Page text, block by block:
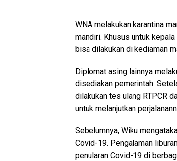
WNA melakukan karantina
mandiri. Khusus untuk
bisa dilakukan di kediaman
Diplomat asing lainnya
disediakan pemerintah.
dilakukan tes ulang RTPCR
untuk melanjutkan
Sebelumnya, Wiku
Covid-19. Pengalaman
penularan Covid-19 di